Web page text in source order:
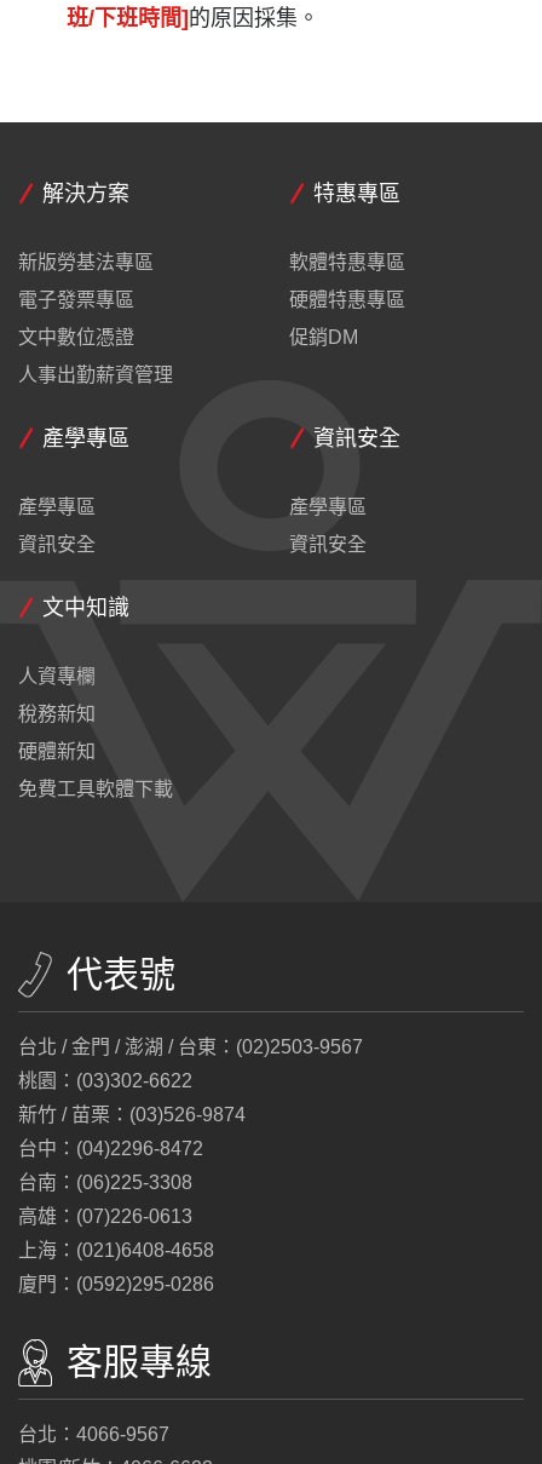
班/下班時間] 的原因採集。
解決方案
新版勞基法專區
電子發票專區
文中數位憑證
人事出勤薪資管理
特惠專區
軟體特惠專區
硬體特惠專區
促銷DM
產學專區
產學專區
資訊安全
資訊安全
產學專區
資訊安全
文中知識
人資專欄
稅務新知
硬體新知
免費工具軟體下載
代表號
台北 / 金門 / 澎湖 / 台東：(02)2503-9567
桃園：(03)302-6622
新竹 / 苗栗：(03)526-9874
台中：(04)2296-8472
台南：(06)225-3308
高雄：(07)226-0613
上海：(021)6408-4658
廈門：(0592)295-0286
客服專線
台北：4066-9567